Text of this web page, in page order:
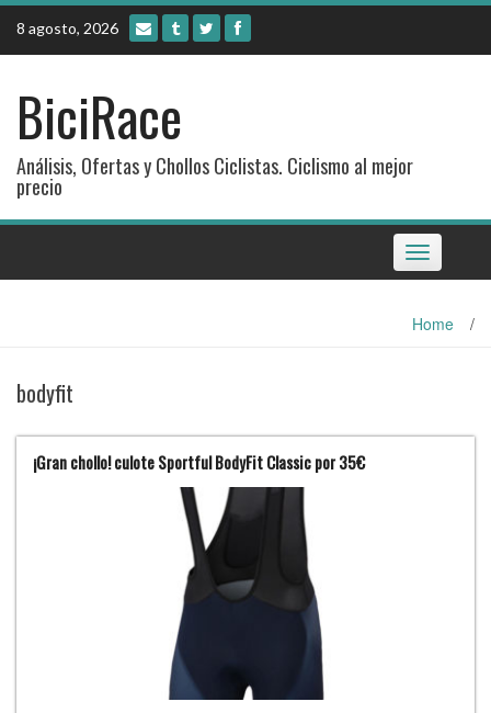
Skip
content
8 agosto, 2026
BiciRace
Análisis, Ofertas y Chollos Ciclistas. Ciclismo al mejor
precio
Toggle
navigation
Home /
bodyfit
¡Gran chollo! culote Sportful BodyFit Classic por 35€